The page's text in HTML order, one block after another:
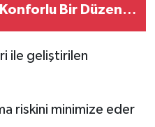
Bir Düzen
ile geliştirilen
riskini minimize eder